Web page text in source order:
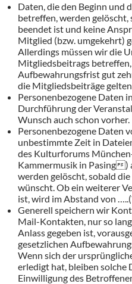
Daten, die den Beginn und
betreffen, werden
beendet ist und keine
Mitglied (bzw. umgekehrt)
Allerdings müssen wir die
Mitgliedsbeitrags
Aufbewahrungsfrist gut
die Mitgliedsbeiträge
Personenbezogene Daten
Durchführung der
Wunsch auch schon vorher.
Personenbezogene Daten
unbestimmte Zeit in
des Kulturforums
Kammermusik in Pasing)
werden gelöscht, sobald
wünscht. Ob ein weiterer
ist, wird im Abstand von
Generell speichern wir
Mail-Kontakten, nur so
Anlass gegeben ist,
gesetzlichen
Wenn sich der
erledigt hat, bleiben solche
Einwilligung des